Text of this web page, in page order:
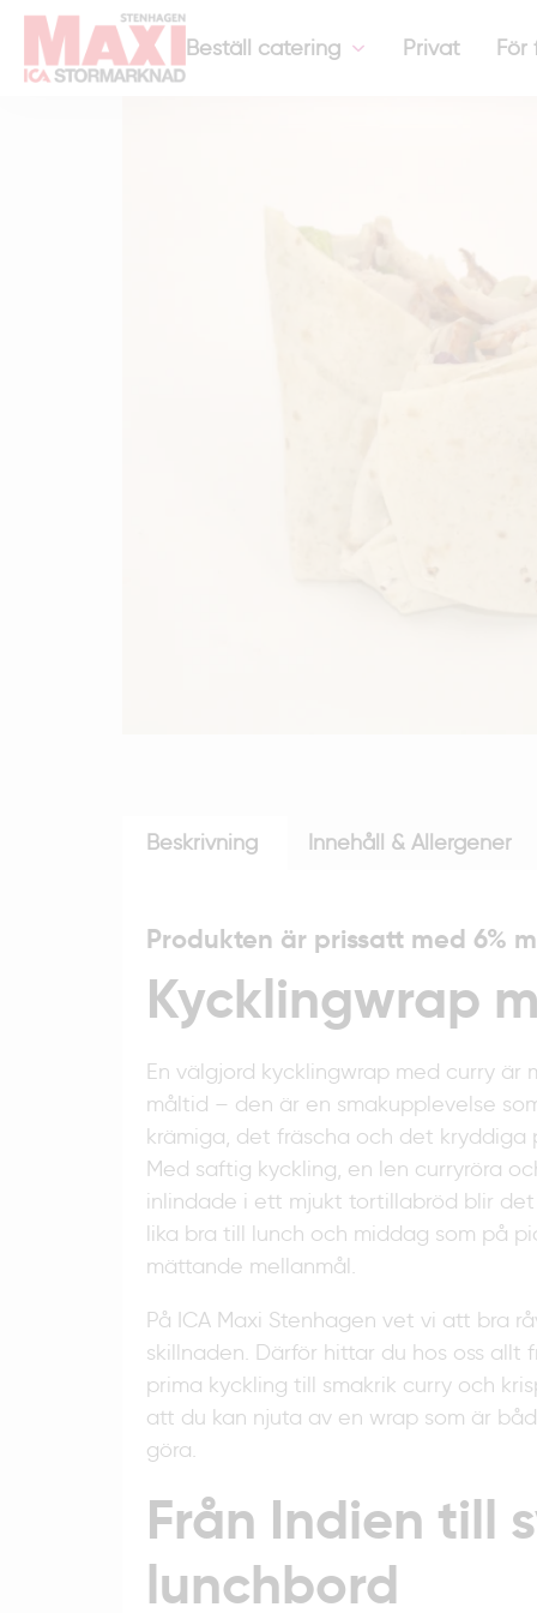
Beställ catering Privat För
Hem Företagscatering-Kycklingwraps med curry
Beskrivning Innehåll & Allergener
Produkten är prissatt med 6%
Kycklingwrap
En välgjord kycklingwrap med curry är
måltid – den är en smakupplevelse
krämiga, det fräscha och det
Med saftig kyckling, en len curryröra
inlindade i ett mjukt tortillabröd blir
lika bra till lunch och middag som på
mättande mellanmål.
På ICA Maxi Stenhagen vet vi att bra
skillnaden. Därför hittar du hos oss allt
prima kyckling till smakrik curry och
att du kan njuta av en wrap som är
göra.
Från Indien till
lunchbord